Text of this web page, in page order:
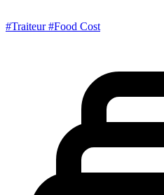
#Traiteur#Food Cost